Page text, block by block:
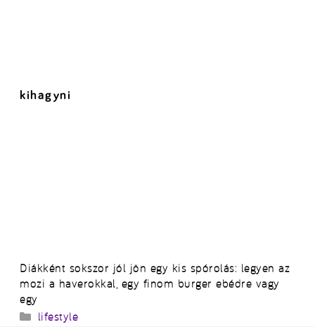
kihagyni
Diákként sokszor jól jön egy kis spórolás: legyen az
mozi a haverokkal, egy finom burger ebédre vagy
egy
Kategória
lifestyle